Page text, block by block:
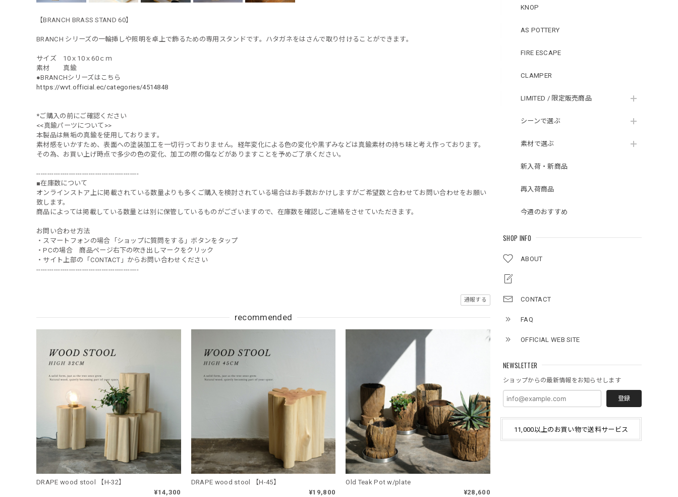
KNOP
AS POTTERY
FIRE ESCAPE
CLAMPER
LIMITED / 限定販売商品
シーンで選ぶ
素材で選ぶ
新入荷・新商品
再入荷商品
今週のおすすめ
SHOP INFO
ABOUT
CONTACT
FAQ
OFFICIAL WEB SITE
NEWSLETTER
ショップからの最新情報をお知らせします
登録
11,000以上のお買い物で送料サービス
【BRANCH BRASS STAND 60】
BRANCH シリーズの一輪挿しや照明を卓上で飾るための専用スタンドです。ハタガネをはさんで取り付けることができます。
サイズ 10ｘ10ｘ60ｃｍ
素材 真鍮
●BRANCHシリーズはこちら
https://wvt.official.ec/categories/4514848
*ご購入の前にご確認ください
<<真鍮パーツについて>>
本製品は無垢の真鍮を使用しております。
素材感をいかすため、表面への塗装加工を一切行っておりません。経年変化による色の変化や黒ずみなどは真鍮素材の持ち味と考え作っております。
その為、お買い上げ時点で多少の色の変化、加工の際の傷などがありますことを予めご了承ください。
-----------------------------------------------
■在庫数について
オンラインストア上に掲載されている数量よりも多くご購入を検討されている場合はお手数おかけしますがご希望数と合わせてお問い合わせをお願い
致します。
商品によっては掲載している数量とは別に保管しているものがございますので、在庫数を確認しご連絡をさせていただきます。
お問い合わせ方法
・スマートフォンの場合「ショップに質問をする」ボタンをタップ
・PCの場合 商品ページ右下の吹き出しマークをクリック
・サイト上部の「CONTACT」からお問い合わせください
-----------------------------------------------
通報する
recommended
DRAPE wood stool 【H-32】
¥14,300
DRAPE wood stool 【H-45】
¥19,800
Old Teak Pot w/plate
¥28,600